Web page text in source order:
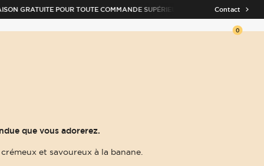
GRATUITE POUR TOUTE COMMANDE SUPÉRIEURE À 60€ LIVRAISON
Contact
0
que vous adorerez.
et savoureux à la banane.